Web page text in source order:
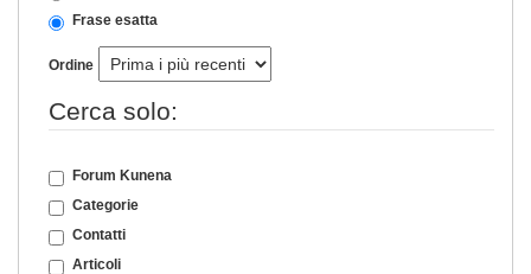
Frase esatta
Ordine
Cerca solo:
Forum Kunena
Categorie
Contatti
Articoli